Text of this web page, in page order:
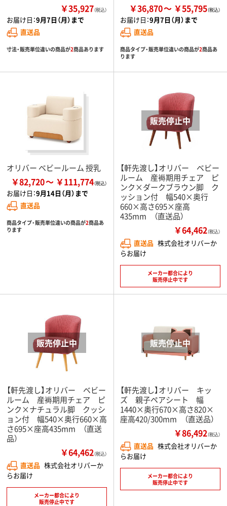
￥35,927（税込）
お届け日：9月7日（月）まで
直送品
寸法・販売単位違いの商品が2商品あります
￥36,870 ￥55,795
お届け日：9月7日（月）まで
直送品
商品タイプ・販売単位違いの商品が2商品あ
ります
オリバー ベビールーム 授乳
￥82,720 ￥111,774
お届け日：9月14日（月）まで
直送品
商品タイプ・販売単位違いの商品が2商品あ
ります
【軒先渡し】オリバー ベビー
ルーム 産褥期用チェア ピ
ンク×ダークブラウン脚 ク
ッション付 幅540×奥行
660×高さ695×座高
435mm （直送品）
￥64,462（税込）
直送品 株式会社オリバーか
らお届け
メーカー都合により
販売停止中です
【軒先渡し】オリバー ベビー
ルーム 産褥期用チェア ピ
ンク×ナチュラル脚 クッシ
ョン付 幅540×奥行660×高
さ695×座高435mm （直送
品）
￥64,462（税込）
直送品 株式会社オリバーか
らお届け
メーカー都合により
販売停止中です
【軒先渡し】オリバー キッ
ズ 親子ペアシート 幅
1440×奥行670×高さ820×
座高420/300mm （直送品）
￥86,492（税込）
直送品 株式会社オリバーか
らお届け
メーカー都合により
販売停止中です